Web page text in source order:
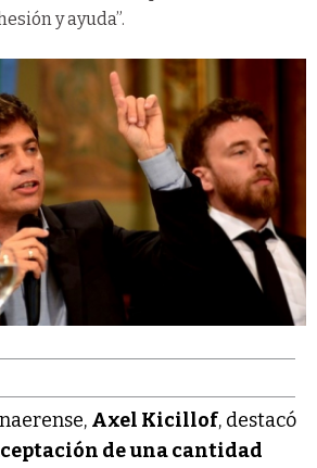
y ayuda”.
Axel Kicillof, destacó
de una cantidad